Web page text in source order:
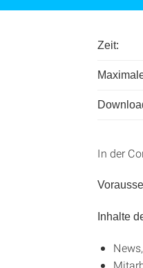
Zeit:
In der
Inhalte